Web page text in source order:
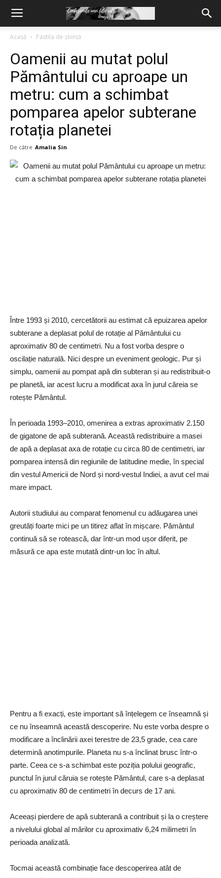
Acasă Pastila de știință
Oamenii au mutat polul
Pământului cu aproape un
metru: cum a schimbat
pomparea apelor subterane
rotația planetei
De către Amalia Sin
Între 1993 și 2010, cercetătorii au estimat că epuizarea apelor
subterane a deplasat polul de rotație al Pământului cu
aproximativ 80 de centimetri. Nu a fost vorba despre o
oscilație naturală. Nici despre un eveniment geologic. Pur și
simplu, oamenii au pompat apă din subteran și au redistribuit-o
pe planetă, iar acest lucru a modificat axa în jurul căreia se
rotește Pământul.
În perioada 1993–2010, omenirea a extras aproximativ 2.150
de gigatone de apă subterană. Această redistribuire a masei
de apă a deplasat axa de rotație cu circa 80 de centimetri, iar
pomparea intensă din regiunile de latitudine medie, în special
din vestul Americii de Nord și nord-vestul Indiei, a avut cel mai
mare impact.
Autorii studiului au comparat fenomenul cu adăugarea unei
greutăți foarte mici pe un titirez aflat în mișcare. Pământul
continuă să se rotească, dar într-un mod ușor diferit, pe
măsură ce apa este mutată dintr-un loc în altul.
Pentru a fi exacți, este important să înțelegem ce înseamnă și
ce nu înseamnă această descoperire. Nu este vorba despre o
modificare a înclinării axei terestre de 23,5 grade, cea care
determină anotimpurile. Planeta nu s-a înclinat brusc într-o
parte. Ceea ce s-a schimbat este poziția polului geografic,
punctul în jurul căruia se rotește Pământul, care s-a deplasat
cu aproximativ 80 de centimetri în decurs de 17 ani.
Aceeași pierdere de apă subterană a contribuit și la o creștere
a nivelului global al mărilor cu aproximativ 6,24 milimetri în
perioada analizată.
Tocmai această combinație face descoperirea atât de